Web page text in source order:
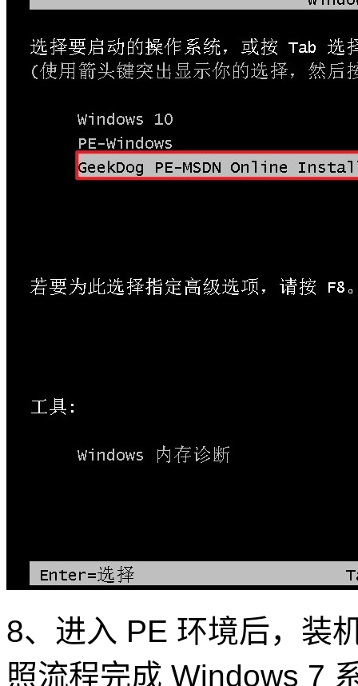
8、进入 PE 环境后，装
照流程完成 Windows 7